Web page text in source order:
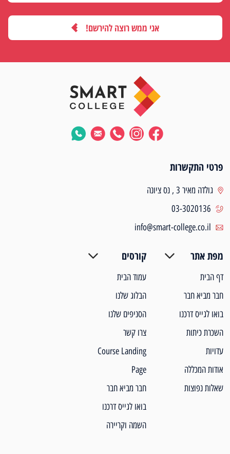
אני ממש רוצה להירשם!
פרטי התקשרות
גולדה מאיר 3 , נס ציונה
03-3020136
info@smart-college.co.il
מפת אתר
דף הבית
חבר מביא חבר
בואו לגייס דרכנו
השכרת כיתות
עדויות
אודות המכללה
שאלות נפוצות
קורסים
עמוד הבית
הבלוג שלנו
הסניפים שלנו
צרו קשר
Course Landing
Page
חבר מביא חבר
בואו לגייס דרכנו
השמה וקריירה